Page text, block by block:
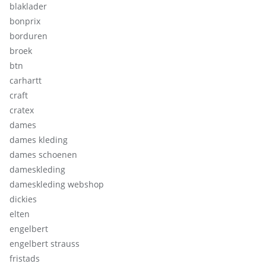
blaklader
bonprix
borduren
broek
btn
carhartt
craft
cratex
dames
dames kleding
dames schoenen
dameskleding
dameskleding webshop
dickies
elten
engelbert
engelbert strauss
fristads